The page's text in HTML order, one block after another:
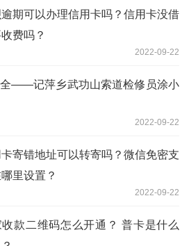
期可以办理信用卡吗？信用卡没借
费吗？
2022-09-22
——记萍乡武功山索道检修员涂小
2022-09-22
寄错地址可以转寄吗？微信免密支
里设置？
2022-09-22
款二维码怎么开通？ 普卡是什么